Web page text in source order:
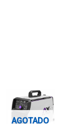
AGOTADO